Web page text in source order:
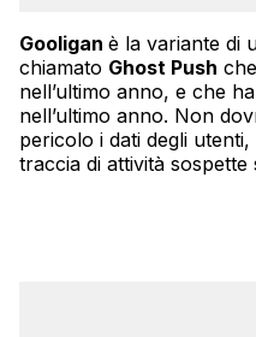
Gooligan è la variante di
chiamato Ghost Push
nell’ultimo anno, e che
nell’ultimo anno. Non
pericolo i dati degli
traccia di attività